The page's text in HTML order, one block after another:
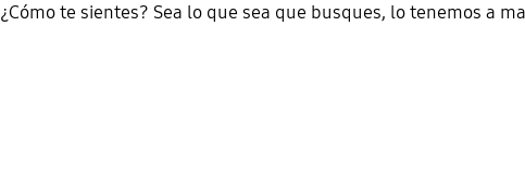
¿Cómo te sientes? Sea lo que sea que busques, lo tenemos a